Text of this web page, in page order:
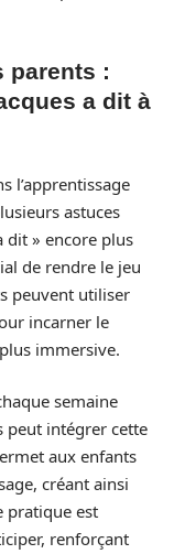
parents :
a dit à
l’apprentissage
astuces
dit » encore plus
de rendre le jeu
peuvent utiliser
incarner le
immersive.
semaine
peut intégrer cette
aux enfants
créant ainsi
pratique est
renforçant